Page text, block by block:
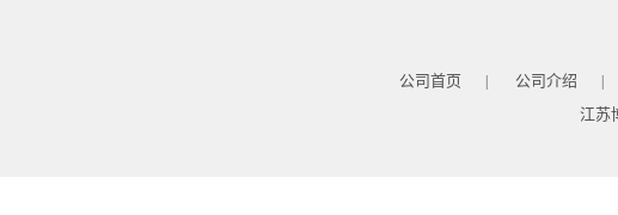
公司首页 公司介绍
江苏